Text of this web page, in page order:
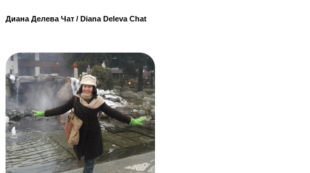
Диана Делева Чат / Diana Deleva Chat